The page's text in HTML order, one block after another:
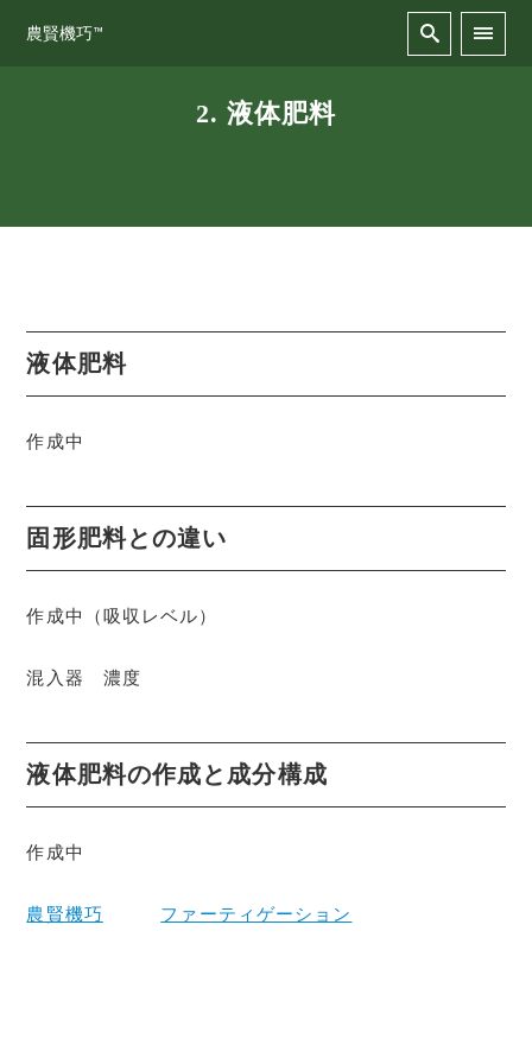
農賢機巧™
2. 液体肥料
液体肥料
作成中
固形肥料との違い
作成中（吸収レベル）
混入器 濃度
液体肥料の作成と成分構成
作成中
農賢機巧 ファーティゲーション